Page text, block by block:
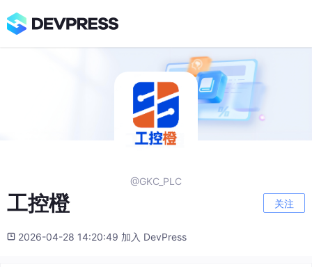
@GKC_PLC
工控橙 关注
2026-04-28 14:20:49 加入 DevPress